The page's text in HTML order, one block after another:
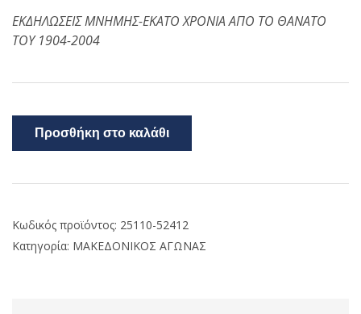
ΕΚΔΗΛΩΣΕΙΣ ΜΝΗΜΗΣ-ΕΚΑΤΟ ΧΡΟΝΙΑ ΑΠΟ ΤΟ ΘΑΝΑΤΟ
ΤΟΥ 1904-2004
Προσθήκη στο καλάθι
Κωδικός προϊόντος: 25110-52412
Κατηγορία: ΜΑΚΕΔΟΝΙΚΟΣ ΑΓΩΝΑΣ